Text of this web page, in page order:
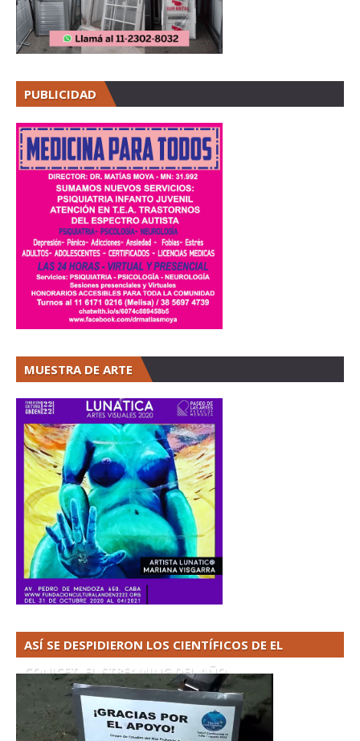
PUBLICIDAD
MUESTRA DE ARTE
ASÍ SE DESPIDIERON LOS CIENTÍFICOS DE EL
CONICET. EL STREAMING DEL AÑO